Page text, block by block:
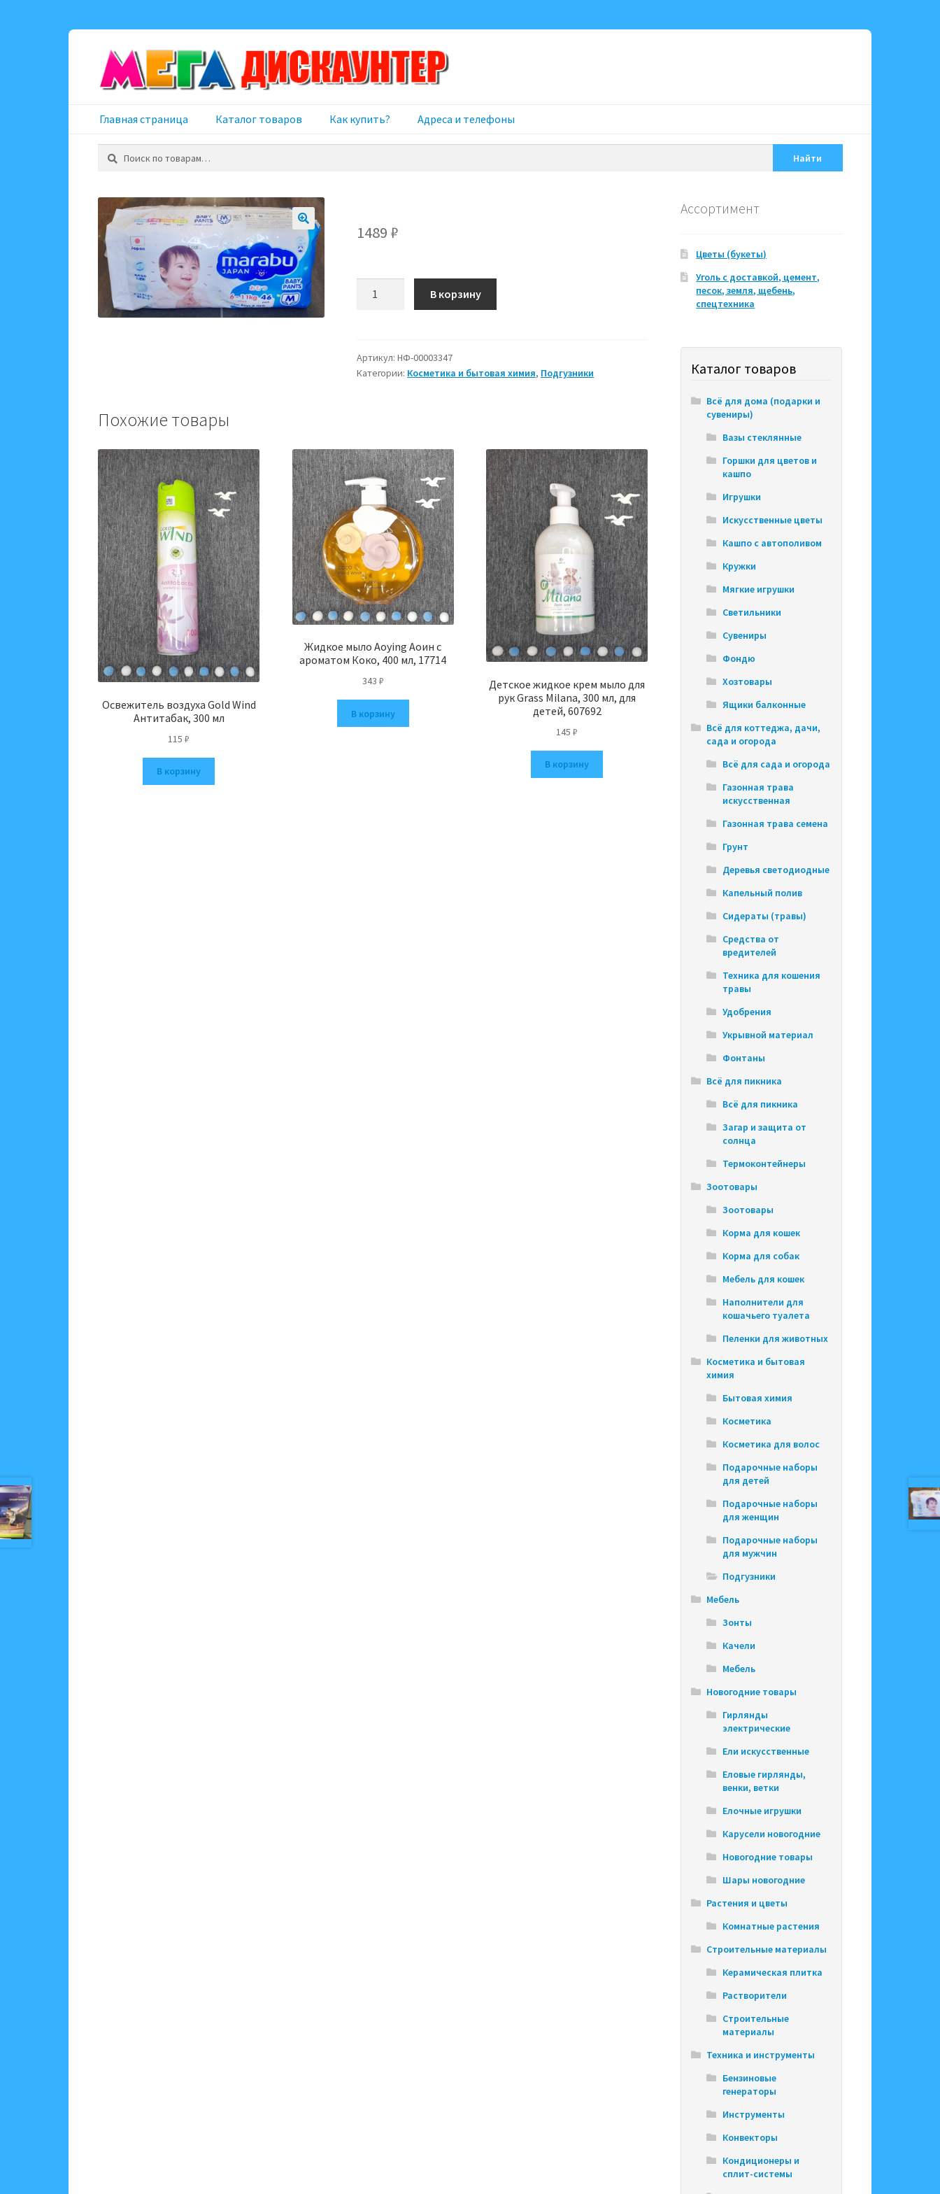
навигации
содержимому
Главная страница Каталог товаров Как купить? Адреса и телефоны
Искать:
Найти
1489₽
детские
Marabu
11
кг,
46
шт.,
памперсы
для
детей,
031018,
010230
В корзину
Артикул:НФ-00003347
Категории: Косметика и бытовая химия, Подгузники
Похожие товары
Освежитель воздуха Gold Wind
Антитабак, 300 мл
115₽
В корзину
Жидкое мыло Aoying Аоин с
ароматом Коко, 400 мл, 17714
343 ₽
В корзину
Детское жидкое крем мыло для
рук Grass Milana, 300 мл, для
детей, 607692
145₽
В корзину
Ассортимент
Цветы (букеты)
Уголь с доставкой, цемент,
песок, земля, щебень,
спецтехника
Каталог товаров
Всё для дома (подарки и
сувениры)
Вазы стеклянные
Горшки для цветов и
кашпо
Игрушки
Искусственные цветы
Кашпо с автополивом
Кружки
Мягкие игрушки
Светильники
Сувениры
Фондю
Хозтовары
Ящики балконные
Всё для коттеджа, дачи,
сада и огорода
Всё для сада и огорода
Газонная трава
искусственная
Газонная трава семена
Грунт
Деревья светодиодные
Капельный полив
Сидераты (травы)
Средства от
вредителей
Техника для кошения
травы
Удобрения
Укрывной материал
Фонтаны
Всё для пикника
Всё для пикника
Загар и защита от
солнца
Термоконтейнеры
Зоотовары
Зоотовары
Корма для кошек
Корма для собак
Мебель для кошек
Наполнители для
кошачьего туалета
Пеленки для животных
Косметика и бытовая
химия
Бытовая химия
Косметика
Косметика для волос
Подарочные наборы
для детей
Подарочные наборы
для женщин
Подарочные наборы
для мужчин
Подгузники
Мебель
Зонты
Качели
Мебель
Новогодние товары
Гирлянды
электрические
Ели искусственные
Еловые гирлянды,
венки, ветки
Елочные игрушки
Карусели новогодние
Новогодние товары
Шары новогодние
Растения и цветы
Комнатные растения
Строительные материалы
Керамическая плитка
Растворители
Строительные
материалы
Техника и инструменты
Бензиновые
генераторы
Инструменты
Конвекторы
Кондиционеры и
сплит-системы